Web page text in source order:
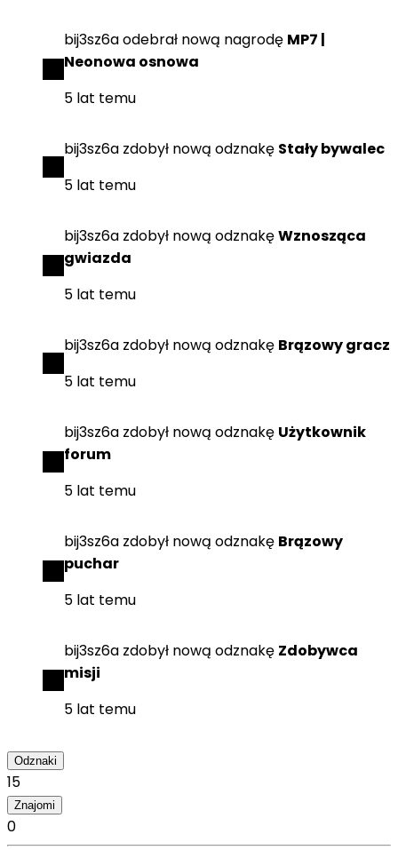
bij3sz6aodebrał nową nagrodę MP7 |
Neonowa osnowa
5 lat temu
bij3sz6a zdobył nową odznakę Stały bywalec
5 lat temu
bij3sz6a zdobył nową odznakęWznosząca
gwiazda
5 lat temu
bij3sz6a zdobył nową odznakę Brązowy gracz
5 lat temu
bij3sz6a zdobył nową odznakę Użytkownik
forum
5 lat temu
bij3sz6a zdobył nową odznakę Brązowy
puchar
5 lat temu
bij3sz6a zdobył nową odznakę Zdobywca
misji
5 lat temu
Odznaki
15
Znajomi
0